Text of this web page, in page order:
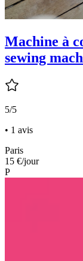
Machine à
sewing
5/5
• 1 avis
Paris
15 €/jour
P